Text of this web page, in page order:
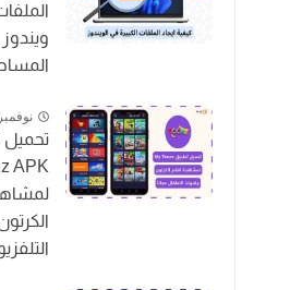
نوفمبر 30, 2025
APK